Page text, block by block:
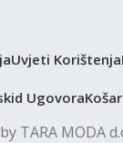
Uvjeti Korištenja
Ugovora
TARA MODA